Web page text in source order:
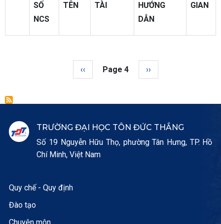
SỐ
NCS
TÊN
TÀI
HƯỚNG
DẪN
GIAN
Trang trước
‹‹ Page 4 Next page
››
TRƯỜNG ĐẠI HỌC TÔN ĐỨC THẮNG
Số 19 Nguyễn Hữu Thọ, phường Tân Hưng, TP. Hồ
Chí Minh, Việt Nam
Quy chế - Quy định
Đào tạo